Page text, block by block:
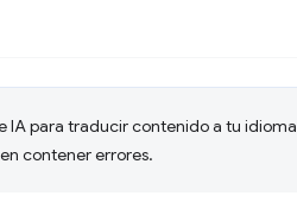
IA para traducir contenido a tu idioma
contener errores.